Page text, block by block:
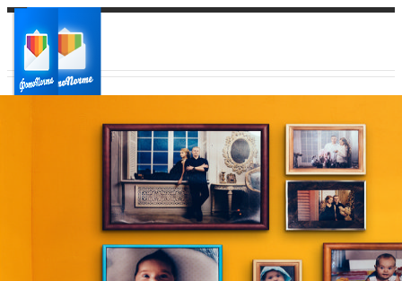
Ваш регион доставки
Выберите из списка: